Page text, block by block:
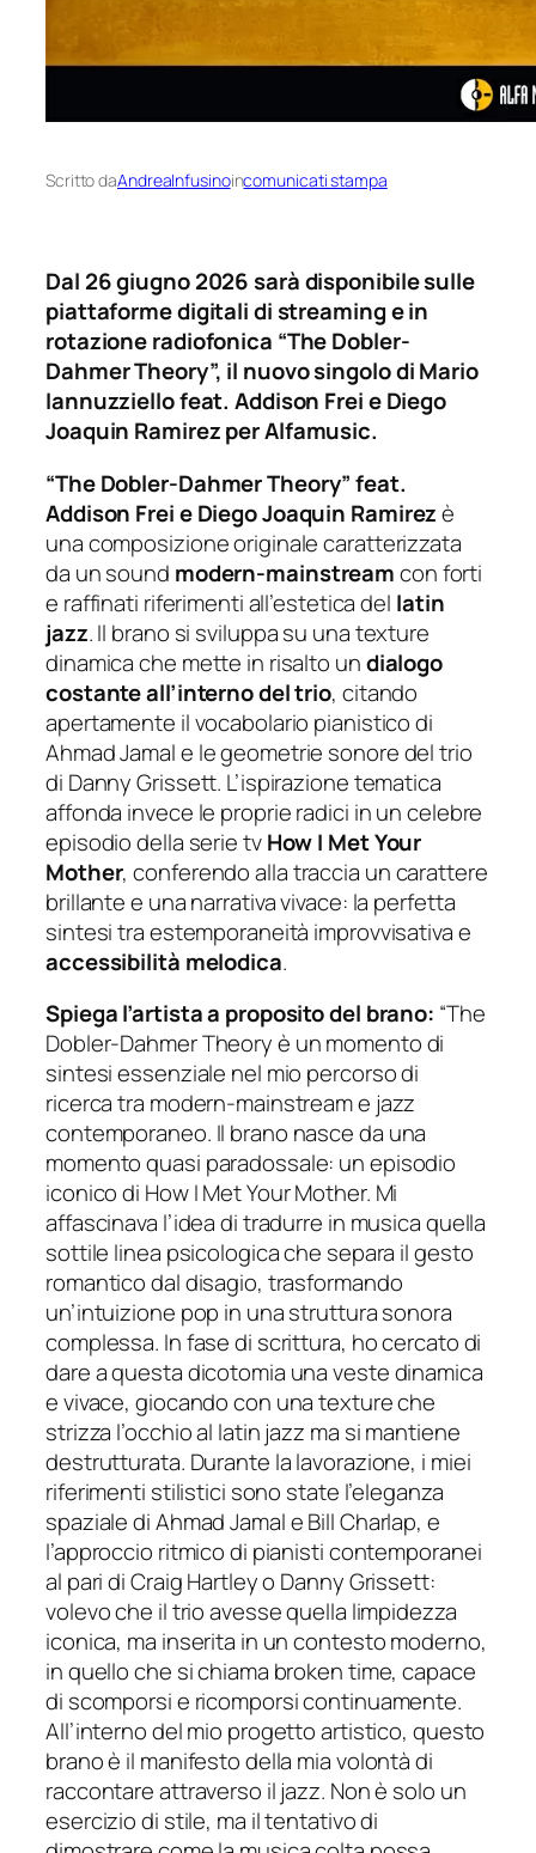
Scritto daAndreaInfusinoincomunicati stampa
Dal 26 giugno 2026 sarà disponibile sulle
piattaforme digitali di streaming e in
rotazione radiofonica “The Dobler-
Dahmer Theory”, il nuovo singolo di Mario
Iannuzziello feat. Addison Frei e Diego
Joaquin Ramirez per Alfamusic.
“The Dobler-Dahmer Theory” feat.
Addison Frei e Diego Joaquin Ramirezè
una composizione originale caratterizzata
da un sound modern-mainstreamcon forti
e raffinati riferimenti all’estetica del latin
jazz. Il brano si sviluppa su una texture
dinamica che mette in risalto undialogo
costante all’interno del trio, citando
apertamente il vocabolario pianistico di
Ahmad Jamal e le geometrie sonore del trio
di Danny Grissett. L’ispirazione tematica
affonda invece le proprie radici in un celebre
episodio della serie tvHow I Met Your
Mother, conferendo alla traccia un carattere
brillante e una narrativa vivace: la perfetta
sintesi tra estemporaneità improvvisativa e
accessibilità melodica.
Spiega l’artista a proposito del brano: “The
Dobler-Dahmer Theory è un momento di
sintesi essenziale nel mio percorso di
ricerca tra modern-mainstream e jazz
contemporaneo. Il brano nasce da una
momento quasi paradossale: un episodio
iconico di How I Met Your Mother. Mi
affascinava l’idea di tradurre in musica quella
sottile linea psicologica che separa il gesto
romantico dal disagio, trasformando
un’intuizione pop in una struttura sonora
complessa. In fase di scrittura, ho cercato di
dare a questa dicotomia una veste dinamica
e vivace, giocando con una texture che
strizza l’occhio al latin jazz ma simantiene
destrutturata. Durante la lavorazione, i miei
riferimenti stilistici sono state l’eleganza
spaziale di Ahmad Jamal e Bill Charlap, e
l’approccio ritmico di pianisti contemporanei
al pari di Craig Hartley o Danny Grissett:
volevo che il trio avesse quella limpidezza
iconica, ma inserita in un contesto moderno,
in quello che si chiama broken time, capace
di scomporsi e ricomporsi continuamente.
All’interno del mio progetto artistico, questo
brano è il manifesto della mia volontà di
raccontare attraverso il jazz. Non è solo un
esercizio di stile, ma il tentativo di